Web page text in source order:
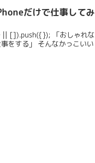
だけで仕事してみ
[]).push({}); 「おしゃれな
をする」 そんなかっこいい